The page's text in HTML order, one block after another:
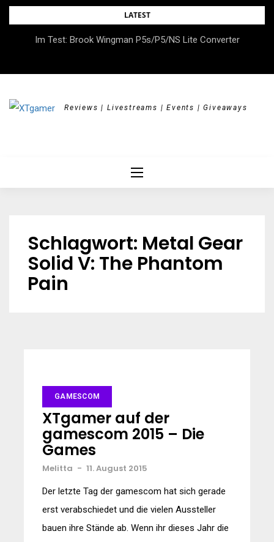
Skip
LATEST
Im Test: Brook Wingman P5s/P5/NS Lite Converter
DOK.fest München 2026 – Empowered, HerStory, Beyond
Reviews | Livestreams | Events | Giveaways
Schlagwort: Metal Gear
Solid V: The Phantom
Pain
GAMESCOM
XTgamer auf der
gamescom 2015 – Die
Games
Melitta - 11. August 2015
Der letzte Tag der gamescom hat sich gerade
erst verabschiedet und die vielen Aussteller
bauen ihre Stände ab. Wenn ihr dieses Jahr die